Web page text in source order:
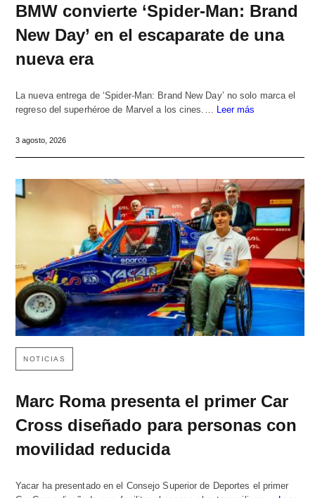
BMW convierte ‘Spider-Man: Brand
New Day’ en el escaparate de una
nueva era
La nueva entrega de ‘Spider-Man: Brand New Day’ no solo marca el
regreso del superhéroe de Marvel a los cines.… Leer más
3 agosto, 2026
NOTICIAS
Marc Roma presenta el primer Car
Cross diseñado para personas con
movilidad reducida
Yacar ha presentado en el Consejo Superior de Deportes el primer